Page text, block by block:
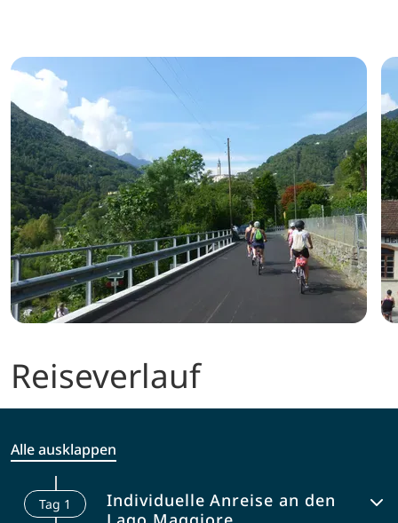
Reiseverlauf
Alle ausklappen
Tag 1
Individuelle Anreise an den